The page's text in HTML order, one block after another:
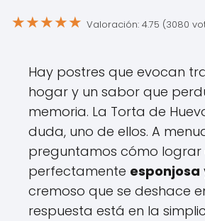
★★★★★ Valoración: 4.75 (3080
Hay postres que evocan
hogar y un sabor que
memoria. La Torta de
duda, uno de ellos. A
preguntamos cómo lograr
perfectamente esponjosa
cremoso que se deshace
respuesta está en la